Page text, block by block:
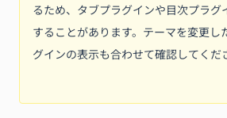
るため、タブプラグインや目次プラグ
することがあります。テーマを変更し
グインの表示も合わせて確認してくだ